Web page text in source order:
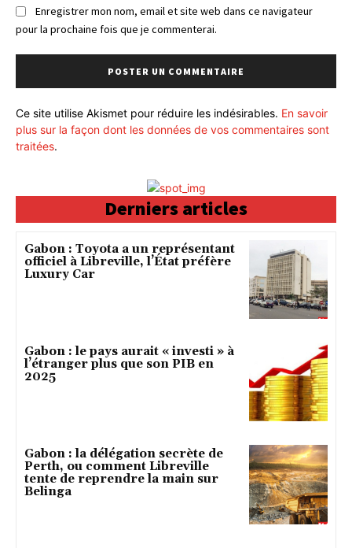
Enregistrer mon nom, email et site web dans ce navigateur
pour la prochaine fois que je commenterai.
Ce site utilise Akismet pour réduire les indésirables. En savoir
plus sur la façon dont les données de vos commentaires sont
traitées.
Derniers articles
Gabon : Toyota a un représentant
officiel à Libreville, l’État préfère
Luxury Car
Gabon : le pays aurait « investi » à
l’étranger plus que son PIB en
2025
Gabon : la délégation secrète de
Perth, ou comment Libreville
tente de reprendre la main sur
Belinga